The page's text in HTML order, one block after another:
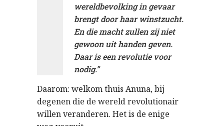
wereldbevolking in gevaar
brengt door haar winstzucht.
En die macht zullen zij niet
gewoon uit handen geven.
Daar is een revolutie voor
nodig.”
Daarom: welkomthuis Anuna,bij
degenen die de wereldrevolutionair
willenveranderen. Hetis de enige